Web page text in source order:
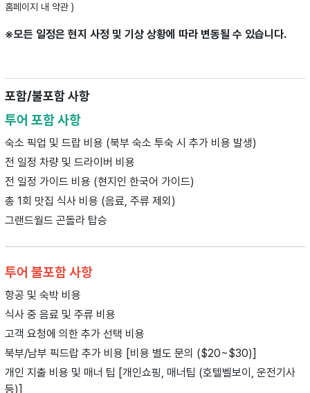
홈페이지 내 약관 )
※모든 일정은 현지 사정 및 기상 상황에 따라 변동될 수 있습니다.
포함/불포함 사항
투어 포함 사항
숙소 픽업 및 드랍 비용 (북부 숙소 투숙 시 추가 비용 발생)
전 일정 차량 및 드라이버 비용
전 일정 가이드 비용 (현지인 한국어 가이드)
총 1회 맛집 식사 비용 (음료, 주류 제외)
그랜드월드 곤돌라 탑승
투어 불포함 사항
항공 및 숙박 비용
식사 중 음료 및 주류 비용
고객 요청에 의한 추가 선택 비용
북부/남부 픽드랍 추가 비용 [비용 별도 문의 ($20~$30)]
개인 지출 비용 및 매너 팁 [개인쇼핑, 매너팁 (호텔벨보이, 운전기사
등)]